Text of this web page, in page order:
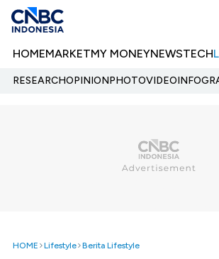
HOMEMARKETMY MONEYNEWSTECH
RESEARCHOPINIONPHOTOVIDEO
HOME Lifestyle Berita Lifestyle